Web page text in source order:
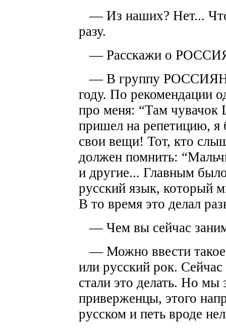
— Из наших? Нет...
разу.
— Расскажи о
— В группу РОССИЯНЕ
году. По рекомендации
про меня: “Там
пришел на репетицию,
свои вещи! Тот, кто
должен помнить:
и другие... Главным
русский язык, который
В то время это делал
— Чем вы сейчас
— Можно ввести такое
или русский рок.
стали это делать. Но
приверженцы, этого
русском и петь вроде